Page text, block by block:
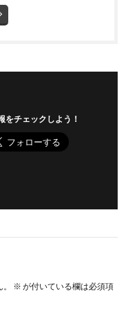
をチェックしよう！
※ が付いている欄は必須項